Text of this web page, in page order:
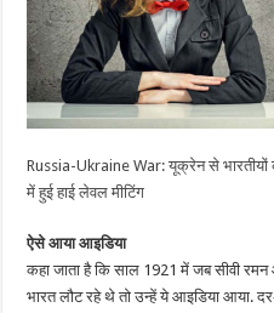
Russia-Ukraine War: यूक्रेन से भारतीयों
में हुई हाई लेवल मीटिंग
ऐसे आया आइडिया
कहा जाता है कि साल 1921 में जब सीवी
भारत लौट रहे थे तो उन्हें ये आइडिया आया.